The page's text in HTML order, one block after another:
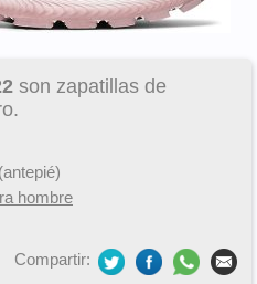
son zapatillas de
hombre
Compartir: